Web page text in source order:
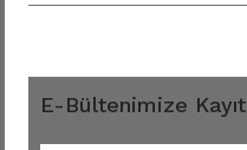
E-Bültenimize